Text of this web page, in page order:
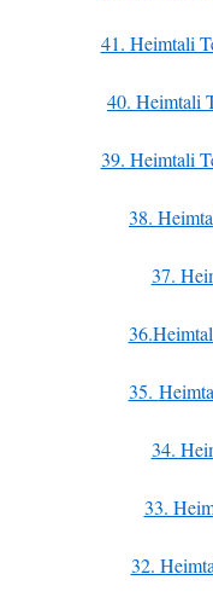
41. Heimtali
40. Heimtali
39. Heimtali
38.
37.
36.
35.
34.
33.
32.